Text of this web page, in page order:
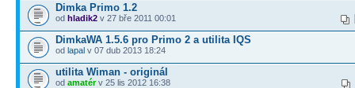
Dimka Primo 1.2
od hladik2 v 27 bře 2011 00:01
DimkaWA 1.5.6 pro Primo 2 a utilita IQS
od lapal v 07 dub 2013 18:24
utilita Wiman - originál
od amatérv 25 lis 2012 16:38